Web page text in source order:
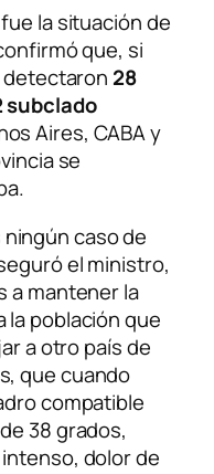
la situación de
que, si
detectaron 28
subclado
Aires, CABA y
se
caso de
el ministro,
a mantener la
la población que
a otro país de
que cuando
compatible
38 grados,
dolor de